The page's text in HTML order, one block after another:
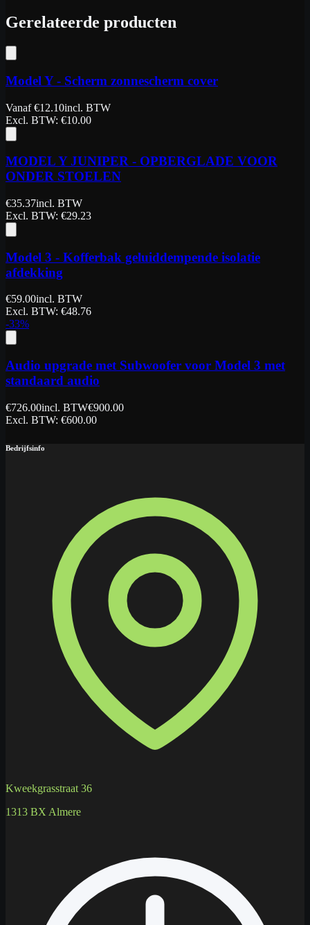
Gerelateerde producten
Model Y - Scherm zonnescherm cover
Vanaf€12.10incl. BTW
Excl. BTW: €10.00
MODEL Y JUNIPER - OPBERGLADE VOOR
ONDER STOELEN
€35.37incl. BTW
Excl. BTW: €29.23
Model 3 - Kofferbak geluiddempende isolatie
afdekking
€59.00incl. BTW
Excl. BTW: €48.76
-33%
Audio upgrade met Subwoofer voor Model 3 met
standaard audio
€726.00incl. BTW€900.00
Excl. BTW: €600.00
Bedrijfsinfo
Kweekgrasstraat 36
1313 BX Almere